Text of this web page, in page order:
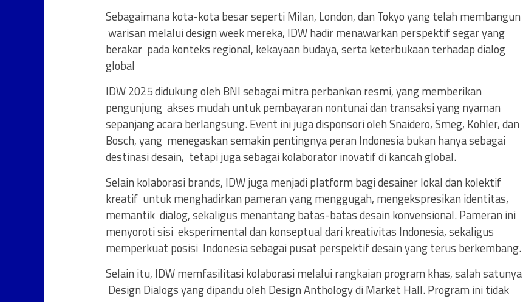
Sebagaimana kota-kota besar seperti Milan, London, dan Tokyo yang telah membangun
warisan melalui design week mereka, IDW hadir menawarkan perspektif segar yang
berakar pada konteks regional, kekayaan budaya, serta keterbukaan terhadap dialog
global
IDW 2025 didukung oleh BNI sebagai mitra perbankan resmi, yang memberikan
pengunjung akses mudah untuk pembayaran nontunai dan transaksi yang nyaman
sepanjang acara berlangsung. Event ini juga disponsori oleh Snaidero, Smeg, Kohler, dan
Bosch, yang menegaskan semakin pentingnya peran Indonesia bukan hanya sebagai
destinasi desain, tetapi juga sebagai kolaborator inovatif di kancah global.
Selain kolaborasi brands, IDW juga menjadi platform bagi desainer lokal dan kolektif
kreatif untuk menghadirkan pameran yang menggugah, mengekspresikan identitas,
memantik dialog, sekaligus menantang batas-batas desain konvensional. Pameran ini
menyoroti sisi eksperimental dan konseptual dari kreativitas Indonesia, sekaligus
memperkuat posisi Indonesia sebagai pusat perspektif desain yang terus berkembang.
Selain itu, IDW memfasilitasi kolaborasi melalui rangkaian program khas, salah satunya
Design Dialogs yang dipandu oleh Design Anthology di Market Hall. Program ini tidak